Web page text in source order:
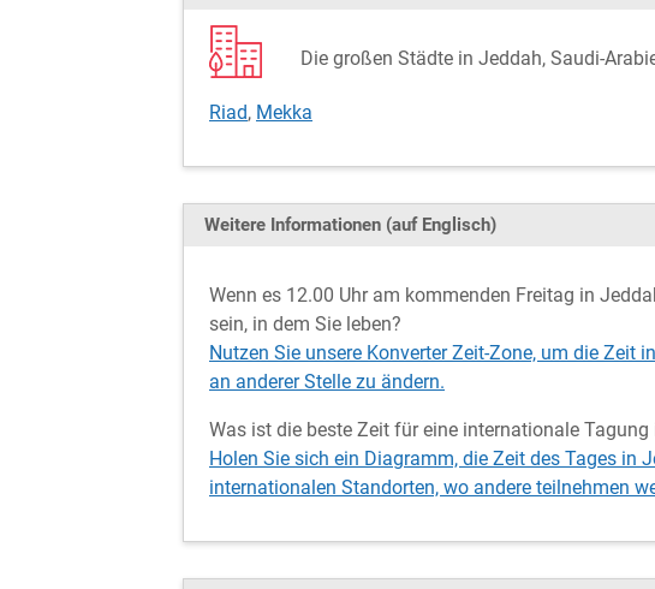
Die großen Städte in Jeddah, Saudi-
Riad, Mekka
Weitere Informationen (auf Englisch)
Wenn es 12.00 Uhr am kommenden Freitag in
sein, in dem Sie leben?
Nutzen Sie unsere Konverter Zeit-Zone, um die Zeit
an anderer Stelle zu ändern.
Was ist die beste Zeit für eine internationale Tagung
Holen Sie sich ein Diagramm, die Zeit des Tages in
internationalen Standorten, wo andere teilnehmen